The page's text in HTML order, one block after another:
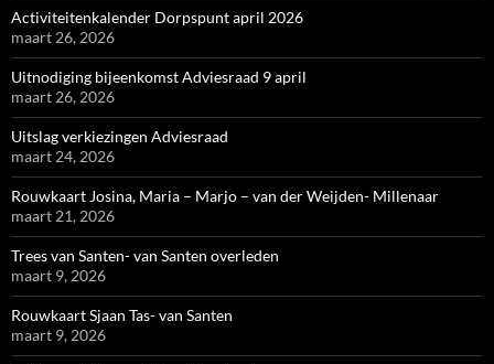
Activiteitenkalender Dorpspunt april 2026
maart 26, 2026
Uitnodiging bijeenkomst Adviesraad 9 april
maart 26, 2026
Uitslag verkiezingen Adviesraad
maart 24, 2026
Rouwkaart Josina, Maria – Marjo – van der Weijden- Millenaar
maart 21, 2026
Trees van Santen- van Santen overleden
maart 9, 2026
Rouwkaart Sjaan Tas- van Santen
maart 9, 2026